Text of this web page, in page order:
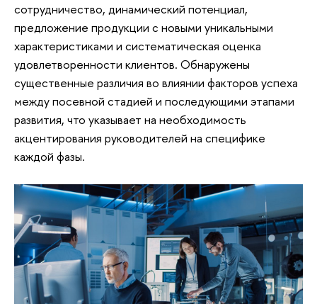
сотрудничество, динамический потенциал,
предложение продукции с новыми уникальными
характеристиками и систематическая оценка
удовлетворенности клиентов. Обнаружены
существенные различия во влиянии факторов успеха
между посевной стадией и последующими этапами
развития, что указывает на необходимость
акцентирования руководителей на специфике
каждой фазы.